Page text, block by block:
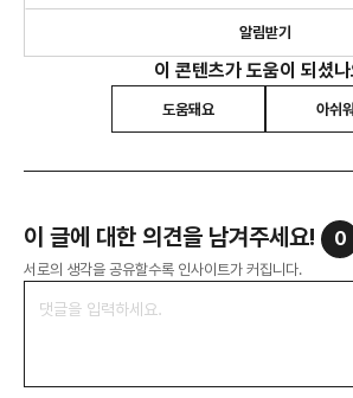
알림받기
이 콘텐츠가 도움이 되셨
도움돼요 아쉬
이 글에 대한 의견을 남겨주세요! 0
서로의 생각을 공유할수록 인사이트가 커집니다.